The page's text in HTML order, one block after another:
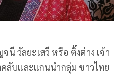
นี วัลยะเสวี หรือ ติ๊งต่าง เจ้า
ลับและแกนนำกลุ่ม ชาวไทย